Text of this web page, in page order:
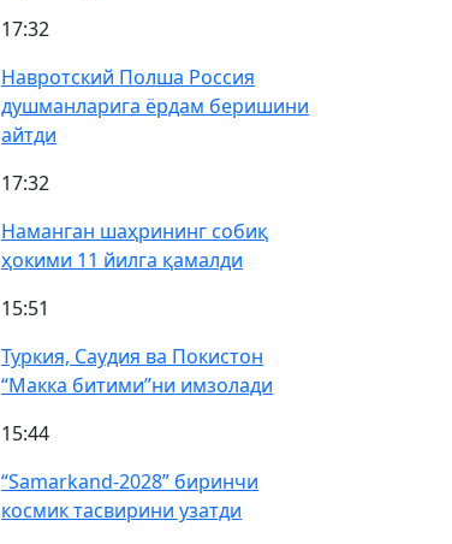
17:32
Навротский Полша Россия
душманларига ёрдам беришини
айтди
17:32
Наманган шаҳрининг собиқ
ҳокими 11 йилга қамалди
15:51
Туркия, Саудия ва Покистон
“Макка битими”ни имзолади
15:44
“Samarkand-2028” биринчи
космик тасвирини узатди